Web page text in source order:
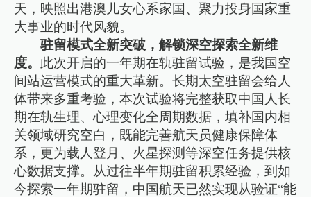
天，映照出港澳儿女心系家国、聚力投身国家重
大事业的时代风貌。
驻留模式全新突破，解锁深空探索全新维
度。 此次开启的一年期在轨驻留试验，是我国空
间站运营模式的重大革新。长期太空驻留会给人
体带来多重考验，本次试验将完整获取中国人长
期在轨生理、心理变化全周期数据，填补国内相
关领域研究空白，既能完善航天员健康保障体
系，更为载人登月、火星探测等深空任务提供核
心数据支撑。从过往半年期驻留积累经验，到如
今探索一年期驻留，中国航天已然实现从验证“能